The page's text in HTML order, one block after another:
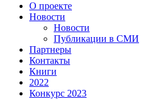
О проекте
Новости
Новости
Публикации в СМИ
Партнеры
Контакты
Книги
2022
Конкурс 2023